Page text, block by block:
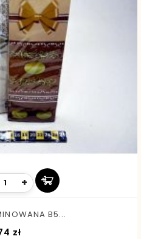
+
B5...
złCena